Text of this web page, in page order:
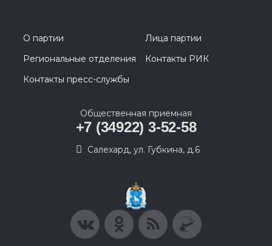
О партии
Лица партии
Региональные отделения
Контакты РИК
Контакты пресс-службы
Общественная приемная
+7 (34922) 3-52-58
Салехард, ул. Губкина, д.6